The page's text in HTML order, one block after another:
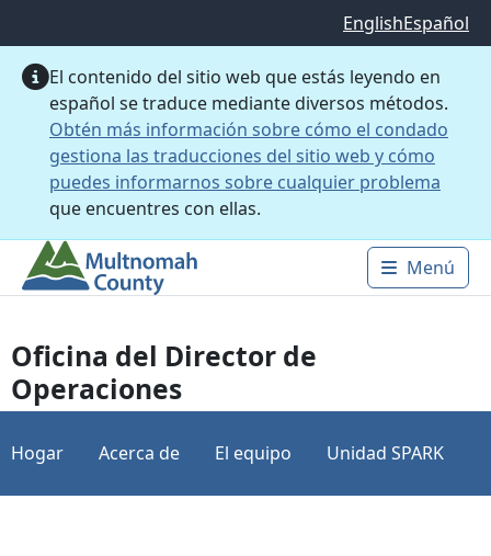
EnglishEspañol
El contenido del sitio web que estás leyendo en
español se traduce mediante diversos métodos.
Obtén más información sobre cómo el condado
gestiona las traducciones del sitio web y cómo
puedes informarnos sobre cualquier problema
que encuentres con ellas.
Main
Menú
Oficina del Director de
Operaciones
Hogar Acerca de El equipo Unidad SPARK